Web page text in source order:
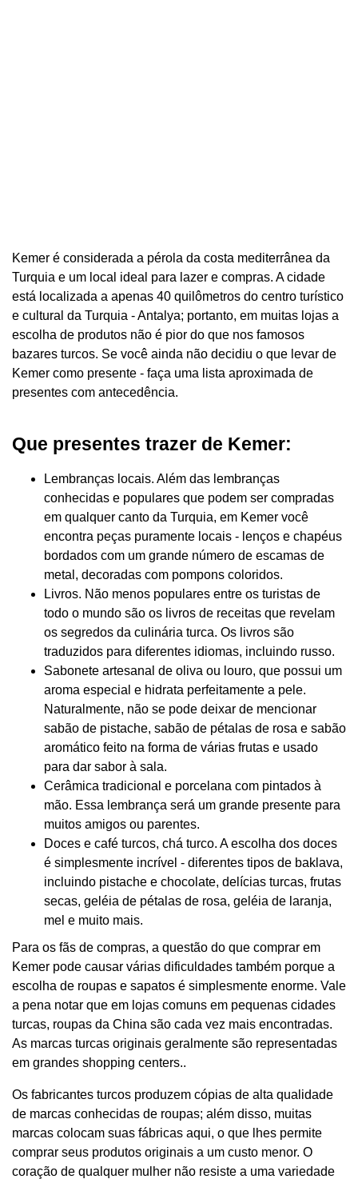
Kemer é considerada a pérola da costa mediterrânea da
Turquia e um local ideal para lazer e compras. A cidade
está localizada a apenas 40 quilômetros do centro turístico
e cultural da Turquia - Antalya; portanto, em muitas lojas a
escolha de produtos não é pior do que nos famosos
bazares turcos. Se você ainda não decidiu o que levar de
Kemer como presente - faça uma lista aproximada de
presentes com antecedência.
Que presentes trazer de Kemer:
Lembranças locais. Além das lembranças
conhecidas e populares que podem ser compradas
em qualquer canto da Turquia, em Kemer você
encontra peças puramente locais - lenços e chapéus
bordados com um grande número de escamas de
metal, decoradas com pompons coloridos.
Livros. Não menos populares entre os turistas de
todo o mundo são os livros de receitas que revelam
os segredos da culinária turca. Os livros são
traduzidos para diferentes idiomas, incluindo russo.
Sabonete artesanal de oliva ou louro, que possui um
aroma especial e hidrata perfeitamente a pele.
Naturalmente, não se pode deixar de mencionar
sabão de pistache, sabão de pétalas de rosa e sabão
aromático feito na forma de várias frutas e usado
para dar sabor à sala.
Cerâmica tradicional e porcelana com pintados à
mão. Essa lembrança será um grande presente para
muitos amigos ou parentes.
Doces e café turcos, chá turco. A escolha dos doces
é simplesmente incrível - diferentes tipos de baklava,
incluindo pistache e chocolate, delícias turcas, frutas
secas, geléia de pétalas de rosa, geléia de laranja,
mel e muito mais.
Para os fãs de compras, a questão do que comprar em
Kemer pode causar várias dificuldades também porque a
escolha de roupas e sapatos é simplesmente enorme. Vale
a pena notar que em lojas comuns em pequenas cidades
turcas, roupas da China são cada vez mais encontradas.
As marcas turcas originais geralmente são representadas
em grandes shopping centers..
Os fabricantes turcos produzem cópias de alta qualidade
de marcas conhecidas de roupas; além disso, muitas
marcas colocam suas fábricas aqui, o que lhes permite
comprar seus produtos originais a um custo menor. O
coração de qualquer mulher não resiste a uma variedade